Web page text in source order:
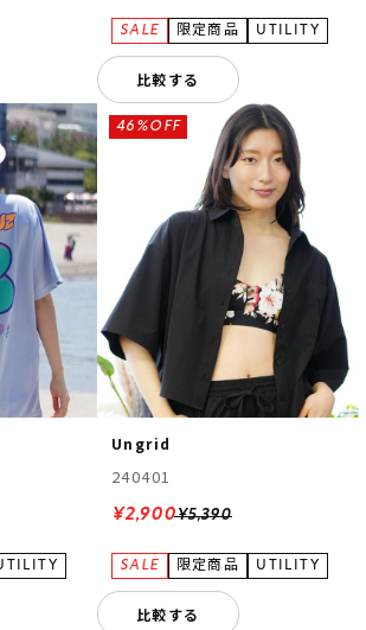
比較する
Ungrid
240401
¥5,390
46%OFF
¥2,900
比較する